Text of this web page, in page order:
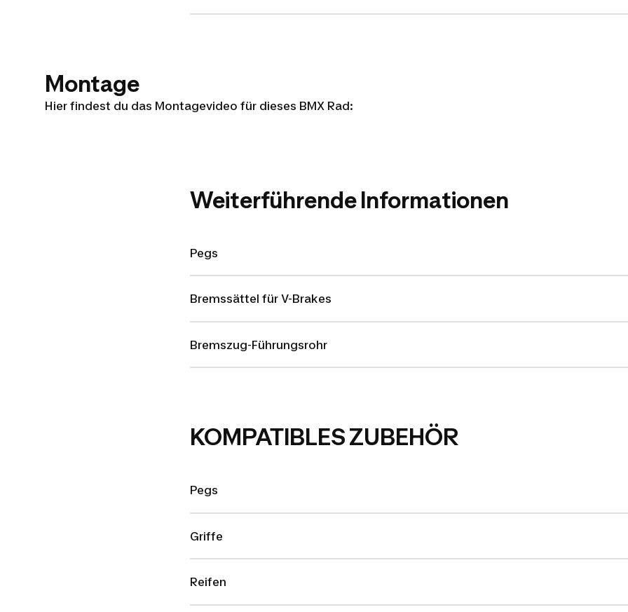
Montage
Hier findest du das Montagevideo für dieses BMX Rad:
WIPE -
Weiterführende Informationen
Pegs
Bremssättel für V-Brakes
Bremszug-Führungsrohr
KOMPATIBLES ZUBEHÖR
Pegs
Griffe
Reifen